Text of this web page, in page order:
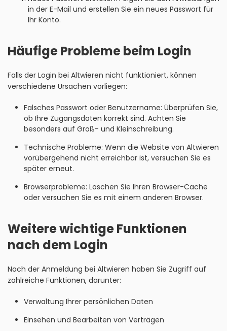
in der E-Mail und erstellen Sie ein neues Passwort für
Ihr Konto.
Häufige Probleme beim Login
Falls der Login bei Altwieren nicht funktioniert, können
verschiedene Ursachen vorliegen:
Falsches Passwort oder Benutzername: Überprüfen Sie,
ob Ihre Zugangsdaten korrekt sind. Achten Sie
besonders auf Groß- und Kleinschreibung.
Technische Probleme: Wenn die Website von Altwieren
vorübergehend nicht erreichbar ist, versuchen Sie es
später erneut.
Browserprobleme: Löschen Sie Ihren Browser-Cache
oder versuchen Sie es mit einem anderen Browser.
Weitere wichtige Funktionen
nach dem Login
Nach der Anmeldung bei Altwieren haben Sie Zugriff auf
zahlreiche Funktionen, darunter:
Verwaltung Ihrer persönlichen Daten
Einsehen und Bearbeiten von Verträgen